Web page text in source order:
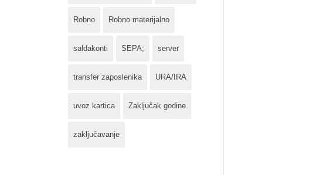
Robno Robno materijalno
saldakonti SEPA; server
transfer zaposlenika URA/IRA
uvoz kartica Zaključak godine
zaključavanje